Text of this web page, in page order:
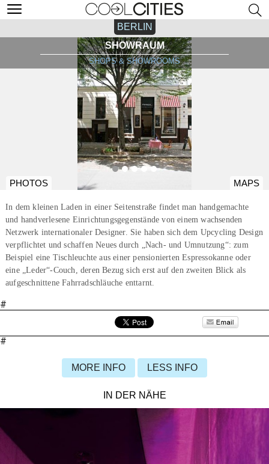
BERLIN
SHOWRAUM
SHOPS & SHOWROOMS
PHOTOS MAPS
In dem kleinen Laden in einer Seitenstraße findet man handgemachte
und handverlesene Einrichtungsgegenstände von einem wachsenden
Netzwerk internationaler Designer. Sie haben sich dem Upcycling Design
verpflichtet und schaffen Neues durch „Nach- und Umnutzung“: zum
Beispiel eine Tischleuchte aus einer pensionierten Espressokanne oder
eine „Leder“-Couch, deren Bezug sich erst auf den zweiten Blick als
aufgeschnittene Fahrradschläuche enttarnt.
#
#
MORE INFO LESS INFO
IN DER NÄHE